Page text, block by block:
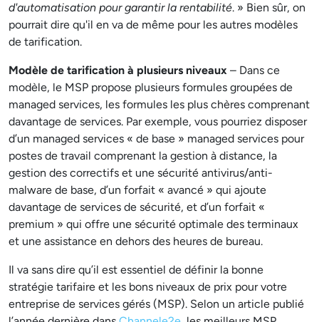
d'automatisation pour garantir la rentabilité. » Bien sûr, on
pourrait dire qu'il en va de même pour les autres modèles
de tarification.
Modèle de tarification à plusieurs niveaux – Dans ce
modèle, le MSP propose plusieurs formules groupées de
managed services, les formules les plus chères comprenant
davantage de services. Par exemple, vous pourriez disposer
d’un managed services « de base » managed services pour
postes de travail comprenant la gestion à distance, la
gestion des correctifs et une sécurité antivirus/anti-
malware de base, d’un forfait « avancé » qui ajoute
davantage de services de sécurité, et d’un forfait «
premium » qui offre une sécurité optimale des terminaux
et une assistance en dehors des heures de bureau.
Il va sans dire qu’il est essentiel de définir la bonne
stratégie tarifaire et les bons niveaux de prix pour votre
entreprise de services gérés (MSP). Selon un article publié